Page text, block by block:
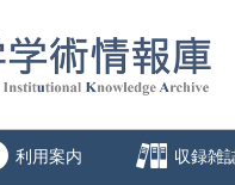
利用案内 収録雑